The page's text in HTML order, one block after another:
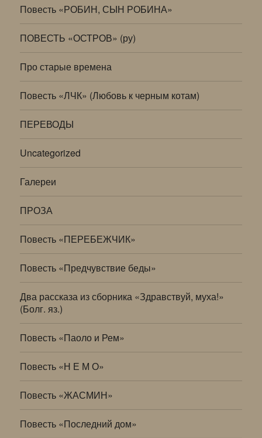
Повесть «РОБИН, СЫН РОБИНА»
ПОВЕСТЬ «ОСТРОВ» (ру)
Про старые времена
Повесть «ЛЧК» (Любовь к черным котам)
ПЕРЕВОДЫ
Uncategorized
Галереи
ПРОЗА
Повесть «ПЕРЕБЕЖЧИК»
Повесть «Предчувствие беды»
Два рассказа из сборника «Здравствуй, муха!»
(Болг. яз.)
Повесть «Паоло и Рем»
Повесть «Н Е М О»
Повесть «ЖАСМИН»
Повесть «Последний дом»